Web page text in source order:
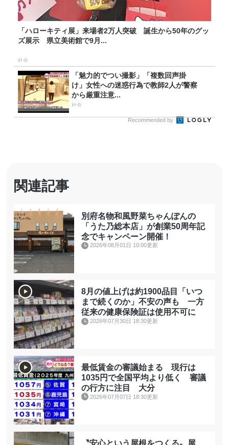
「ハローキティ展」来場者2万人突破 誕生から50年のグッ
ズ展示 県立美術館で9月...
社会
「魅力的でつい撮影」「複数回声掛
け」女性への迷惑行為で教師2人が警察
から厳重注意...
社会
Recommended by
関連記事
別府名物和風野菜ちゃんぽんの
「うた乃総本店」が創業50周年記
念でキャンペーン開催！
2026年08月01日 10:00更新
8月の値上げは約1900品目「いつ
まで続くのか」不安の声も 一方
従来の健康保険証は使用不可に
2026年07月30日 18:30更新
最低賃金の審議始まる 現行は
1035円で全国平均より低く 審議
の行方に注目 大分
2026年07月07日 18:30更新
〝安心という屋根をつくる〟屋